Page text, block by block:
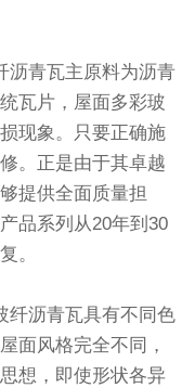
青瓦主原料为沥青
瓦片，屋面多彩玻
现象。只要正确施
。正是由于其卓越
提供全面质量担
品系列从20年到30
。
沥青瓦具有不同色
面风格完全不同，
想，即使形状各异